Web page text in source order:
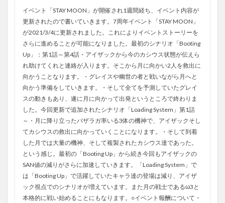
イベント「STAY MOON」が開催され1週間経ち、イベント内容が
更新されたので書いていきます。7周年イベント「STAY MOON」
が2021/3/4に更新されました。これによりイベントストーリーを
さらに進めることが可能になりました。最初のシナリオ「Booting
Up」：第1話～第4話・アイザックから今のカシウス状態が伝えら
れ助けてくれと連絡が入ります。そこから月に向かい2人を救出に
向かうことなります。・グレイスや幽世の者と戦いながら月へと
向かう準備をしていきます。・そして全てを予測していたグレイ
スの動きもあり、遂に月に向かって出発というところで終わりま
した。今回更新で追加されたシナリオ「Loading System」第1話
～・月に降り立ったバザラガ率いる3体の機神で、アイザックそし
てカシウスの救出に向かっていくことになります。・そして到着
した月では大量の機神、そして複製されたカシウス達であった。
という感じ。最初の「Booting Up」から続き今回もアイザックの
SAN値の減りがさらに加速していきます。「Loading System」で
は「Booting Up」で活躍していたキャラ達の登場は減り、アイザ
ック視点でのシナリオが増えています。また月の戦士であるω3と
本格的に戦い始めることにもなります。○イベント報酬について・